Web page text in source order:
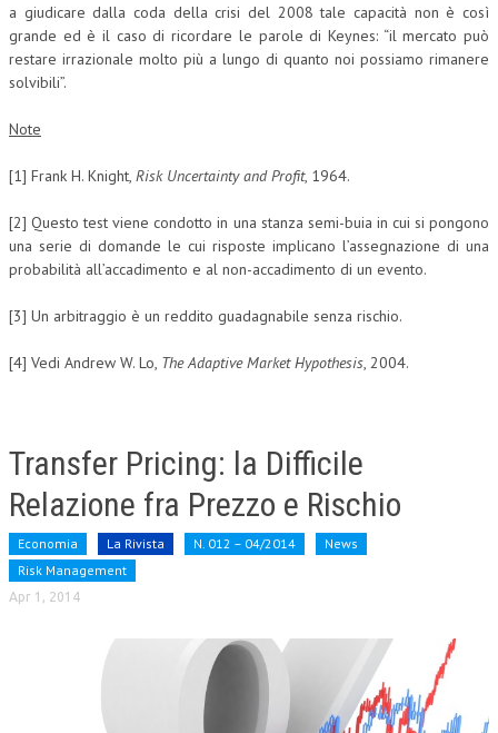
a giudicare dalla coda della crisi del 2008 tale capacità non è così
grande ed è il caso di ricordare le parole di Keynes: “il mercato può
restare irrazionale molto più a lungo di quanto noi possiamo rimanere
solvibili”.
Note
[1] Frank H. Knight, Risk Uncertainty and Profit, 1964.
[2] Questo test viene condotto in una stanza semi-buia in cui si pongono
una serie di domande le cui risposte implicano l’assegnazione di una
probabilità all’accadimento e al non-accadimento di un evento.
[3] Un arbitraggio è un reddito guadagnabile senza rischio.
[4] Vedi Andrew W. Lo, The Adaptive Market Hypothesis, 2004.
Transfer Pricing: la Difficile
Relazione fra Prezzo e Rischio
Economia La Rivista N. 012 – 04/2014
News
Risk Management
Apr 1, 2014